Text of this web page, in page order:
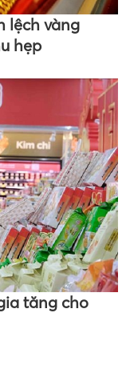
lệch vàng
hẹp
tăng cho